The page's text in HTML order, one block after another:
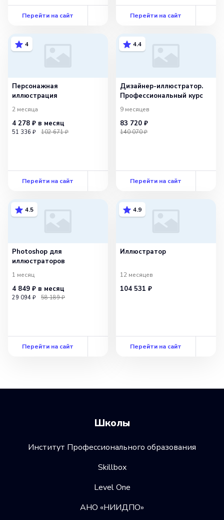
Перейти на сайт Перейти на сайт
4
Персонажная
иллюстрация
2 месяца
4 278 ₽ в месяц
51 336 ₽ 102 671 ₽
Перейти на сайт
4.4
Дизайнер-иллюстратор.
Профессиональный курс
9 месяцев
83 720 ₽
140 070 ₽
Перейти на сайт
4.5
Photoshop для
иллюстраторов
1 месяц
4 849 ₽ в месяц
29 094 ₽ 58 189 ₽
Перейти на сайт
4.9
Иллюстратор
12 месяцев
104 531 ₽
Перейти на сайт
Школы
Институт Профессионального образования
Skillbox
Level One
АНО «НИИДПО»